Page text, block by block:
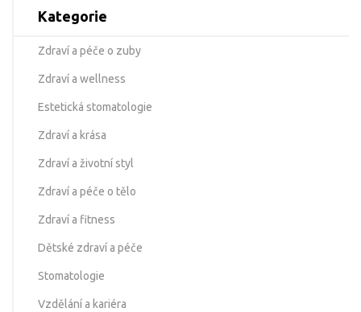
Kategorie
Zdraví a péče o zuby
Zdraví a wellness
Estetická stomatologie
Zdraví a krása
Zdraví a životní styl
Zdraví a péče o tělo
Zdraví a fitness
Dětské zdraví a péče
Stomatologie
Vzdělání a kariéra